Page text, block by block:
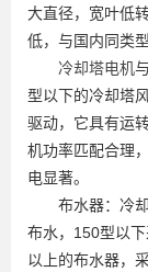
大直径，宽叶低
低，与国内同类
冷却塔电机
型以下的冷却塔
驱动，它具有运
机功率匹配合理
电显著。
布水器：冷却
布水，150型以
以上的布水器，